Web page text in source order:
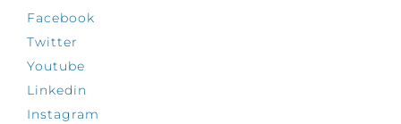
Facebook
Twitter
Youtube
Linkedin
Instagram